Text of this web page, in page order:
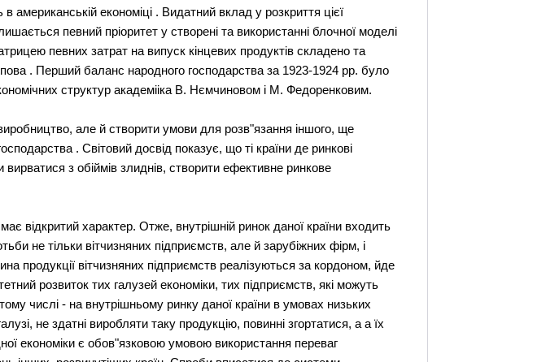
економіці . Видатний вклад у розкриття цієї
певний пріоритет у створені та використанні блочної моделі
певних затрат на випуск кінцевих продуктів складено та
. Перший баланс народного господарства за 1923-1924 рр. було
структур академііка В. Нємчиновом і М. Федоренковим.
але й створити умови для розв"язання іншого, ще
. Світовий досвід показує, що ті країни де ринкові
з обіймів злиднів, створити ефективне ринкове
відкритий характер. Отже, внутрішній ринок даної країни входить
не тільки вітчизняних підприємств, але й зарубіжних фірм, і
продукції вітчизняних підприємств реалізуються за кордоном, йде
розвиток тих галузей економіки, тих підприємств, які можуть
числі - на внутрішньому ринку даної країни в умовах низьких
не здатні виробляти таку продукцію, повинні згортатися, а а їх
економіки є обов"язковою умовою використання переваг